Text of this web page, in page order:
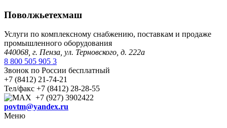
Поволжьетехмаш
Услуги по комплексному снабжению, поставкам и продаже
промышленного оборудования
440068, г. Пенза, ул. Терновского, д. 222а
8 800 505 905 3
Звонок по России бесплатный
+7 (8412) 21-74-21
Тел/факс +7 (8412) 28-28-55
+7 (927) 3902422
povtm@yandex.ru
Меню